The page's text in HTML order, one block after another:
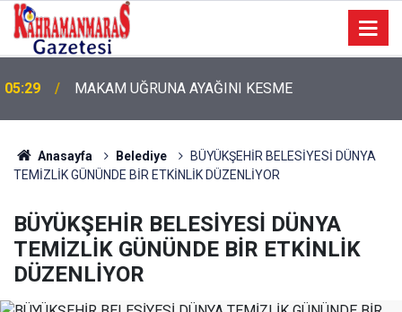
05:29
MAKAM UĞRUNA AYAĞINI KESME
05:11
Bugün Dosta Gidiyorum!
Anasayfa Belediye
BÜYÜKŞEHİR BELESİYESİ DÜNYA
TEMİZLİK GÜNÜNDE BİR ETKİNLİK DÜZENLİYOR
BÜYÜKŞEHİR BELESİYESİ DÜNYA
TEMİZLİK GÜNÜNDE BİR ETKİNLİK
DÜZENLİYOR